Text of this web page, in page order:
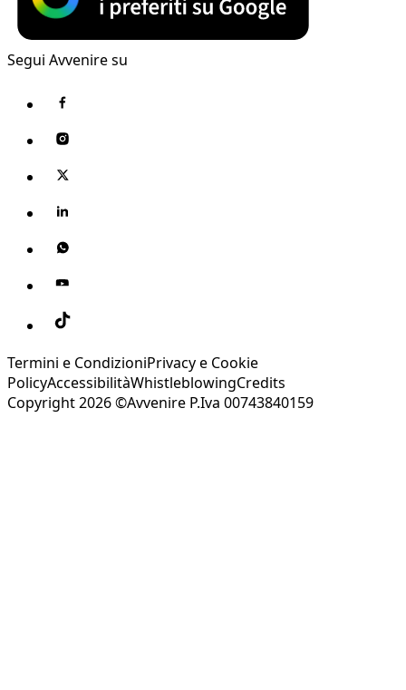
Segui Avvenire su
Termini e CondizioniPrivacy e Cookie
PolicyAccessibilitàWhistleblowingCredits
Copyright 2026 ©Avvenire P.Iva 00743840159